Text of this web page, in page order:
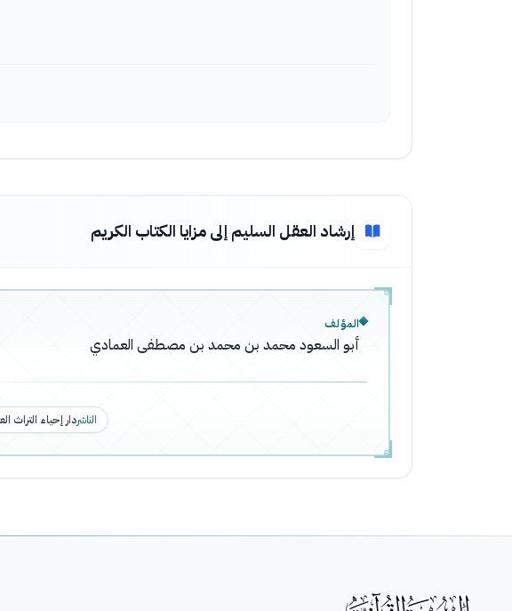
إرشاد العقل السليم إلى مزايا الكتاب الكريم
المؤلف
أبو السعود محمد بن محمد بن مصطفى العمادي
الناشردار إحياء التراث